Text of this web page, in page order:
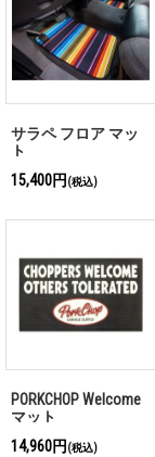
サラペ フロア マッ
ト
15,400円 (税込)
PORKCHOP Welcome
マット
14,960円 (税込)